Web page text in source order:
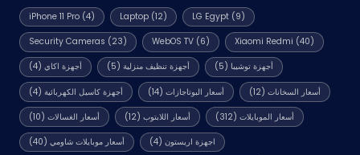
iPhone 11 Pro (4) Laptop(12) LG Egypt(9)
Security Cameras (23) WebOS TV(6) Xiaomi Redmi (40)
أجهزة اكاي(4) أجهزة تنظيف منزلية (5) أجهزة توشيبا (5)
أجهزة كاسيل الكهربائية(4) أسعار البوتاجازات (14) أسعار السخانات (12)
أسعار الغسالات(10) أسعار اللابتوب (12) أسعار الموبايلات (312)
أسعار موبايلات شاومي(40) اجهزة اريستون (4)